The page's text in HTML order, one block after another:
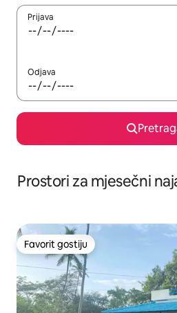
Prijava
Odjava
Prostori za mjesečni
Favorit gostiju
Favorit gostiju